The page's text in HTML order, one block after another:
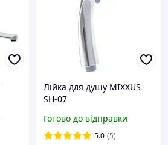
Лійка для душу MIXXUS
SH-07
Готово до відправки
5.0 (5)